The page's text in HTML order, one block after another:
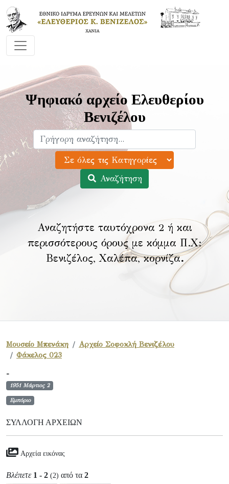
Ψηφιακό αρχείο Ελευθερίου
Βενιζέλου
Αναζήτηση
Αναζητήστε ταυτόχρονα 2 ή και
περισσότερους όρους με κόμμα Π.Χ:
Βενιζέλος, Χαλέπα, κορνίζα.
Μουσείο Μπενάκη
Αρχείο Σοφοκλή Βενιζέλου
Φάκελος 023
-
1951 Μάρτιος 2
Εμπόριο
ΣΥΛΛΟΓΉ ΑΡΧΕΊΩΝ
Αρχεία εικόνας
Βλέπετε 1 - 2 (2) από τα 2